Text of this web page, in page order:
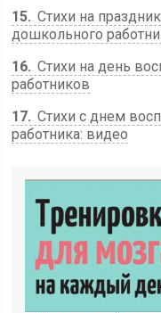
15 Стихи на
дошкольного
16 Стихи на день
работников
17 Стихи с днем
работника: видео